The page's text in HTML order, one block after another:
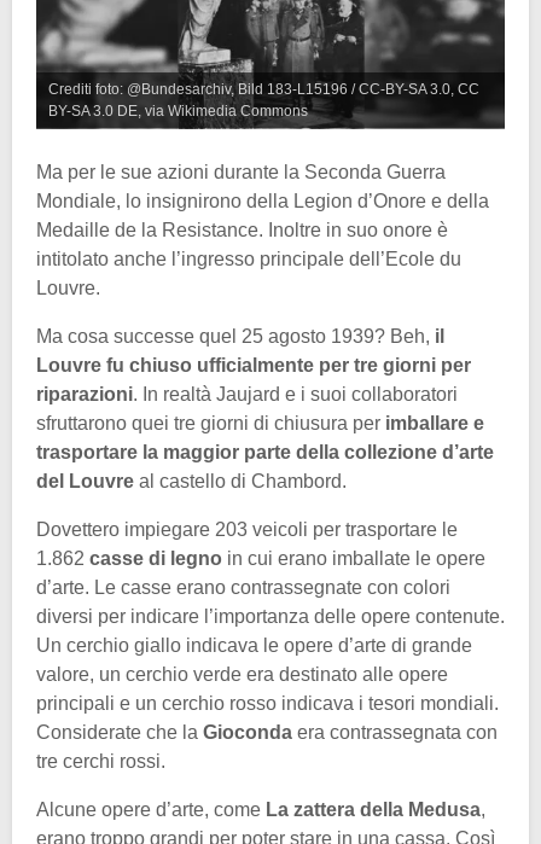
Crediti foto: @Bundesarchiv, Bild 183-L15196 / CC-BY-SA 3.0, CC
BY-SA 3.0 DE, via Wikimedia Commons
Ma per le sue azioni durante la Seconda Guerra
Mondiale, lo insignirono della Legion d’Onore e della
Medaille de la Resistance. Inoltre in suo onore è
intitolato anche l’ingresso principale dell’Ecole du
Louvre.
Ma cosa successe quel 25 agosto 1939? Beh, il
Louvre fu chiuso ufficialmente per tre giorni per
riparazioni. In realtà Jaujard e i suoi collaboratori
sfruttarono quei tre giorni di chiusura per imballare e
trasportare la maggior parte della collezione d’arte
del Louvre al castello di Chambord.
Dovettero impiegare 203 veicoli per trasportare le
1.862 casse di legno in cui erano imballate le opere
d’arte. Le casse erano contrassegnate con colori
diversi per indicare l’importanza delle opere contenute.
Un cerchio giallo indicava le opere d’arte di grande
valore, un cerchio verde era destinato alle opere
principali e un cerchio rosso indicava i tesori mondiali.
Considerate che la Gioconda era contrassegnata con
tre cerchi rossi.
Alcune opere d’arte, come La zattera della Medusa,
erano troppo grandi per poter stare in una cassa. Così